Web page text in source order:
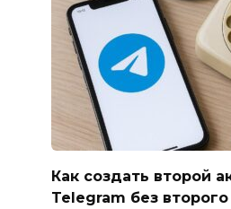
Как создать второй
Telegram без